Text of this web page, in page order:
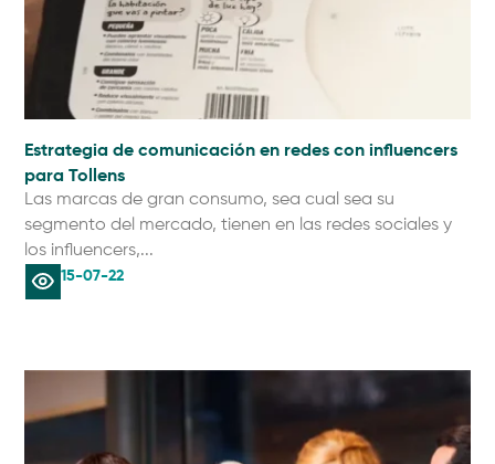
Estrategia de comunicación en redes con influencers
para Tollens
Las marcas de gran consumo, sea cual sea su
segmento del mercado, tienen en las redes sociales y
los influencers,...
15-07-22